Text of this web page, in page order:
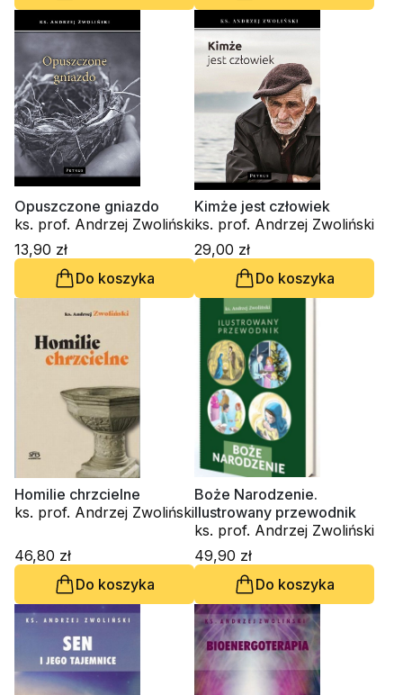
Opuszczone gniazdo
ks. prof. Andrzej Zwoliński
13,90 zł
Do koszyka
Kimże jest człowiek
ks. prof. Andrzej Zwoliński
29,00 zł
Do koszyka
Homilie chrzcielne
ks. prof. Andrzej Zwoliński
46,80 zł
Do koszyka
Boże Narodzenie.
Ilustrowany przewodnik
ks. prof. Andrzej Zwoliński
49,90 zł
Do koszyka